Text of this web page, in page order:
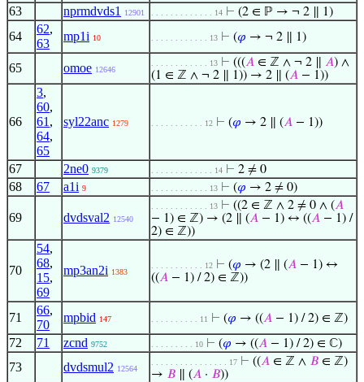
63 nprmdvds1 12901 . . . . . . . . . . . . . 14 ⊢ (2 ∈ ℙ → ¬ 2 ∥ 1)
64
62,
63
mp1i 10 . . . . . . . . . . . . 13 ⊢ (𝜑 → ¬ 2 ∥ 1)
65 omoe 12646
. . . . . . . . . . . . 13 ⊢ (((𝐴 ∈ ℤ ∧ ¬ 2 ∥ 𝐴) ∧
(1 ∈ ℤ ∧ ¬ 2 ∥ 1)) → 2 ∥ (𝐴 − 1))
66
3,
60,
61 ,
64,
65
syl22anc 1279 . . . . . . . . . . . 12 ⊢ (𝜑 → 2 ∥ (𝐴 − 1))
67 2ne0 9379 . . . . . . . . . . . . . 14 ⊢ 2 ≠ 0
68 67 a1i 9 . . . . . . . . . . . . 13 ⊢ (𝜑 → 2 ≠ 0)
69 dvdsval2 12540
. . . . . . . . . . . . 13 ⊢ ((2 ∈ ℤ ∧ 2 ≠ 0 ∧ (𝐴
− 1) ∈ ℤ) → (2 ∥ (𝐴 − 1) ↔ ((𝐴 − 1) /
2) ∈ ℤ))
70
54,
68,
15,
69
mp3an2i 1383
. . . . . . . . . . . 12 ⊢ (𝜑 → (2 ∥ (𝐴 − 1) ↔
((𝐴 − 1) / 2) ∈ ℤ))
71
66,
70
mpbid 147 . . . . . . . . . . 11 ⊢ (𝜑 → ((𝐴 − 1) / 2) ∈ ℤ)
72 71 zcnd 9752 . . . . . . . . . 10 ⊢ (𝜑 → ((𝐴 − 1) / 2) ∈ ℂ)
73 dvdsmul2 12564
. . . . . . . . . . . . . . . . 17 ⊢ ((𝐴 ∈ ℤ ∧ 𝐵 ∈ ℤ)
→ 𝐵 ∥ (𝐴 · 𝐵))